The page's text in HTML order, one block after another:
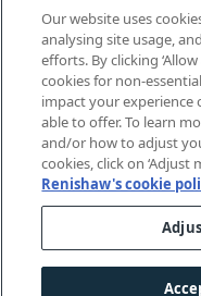
mundo
© 2001-2026 Renishaw
Póngase en contacto
Centro legal y de
Our website uses
analysing site usage,
efforts. By clicking
cookies for non-
impact your experience
able to offer. To learn
and/or how to adjust
cookies, click on ‘Adjust
Renishaw's cookie